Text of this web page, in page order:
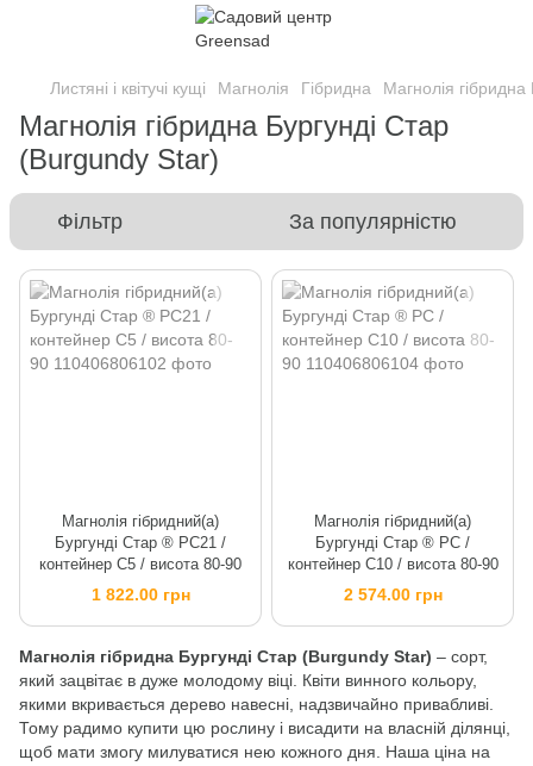
Листяні і квітучі кущі Магнолія Гібридна Магнолія
Магнолія гібридна Бургунді Стар
(Burgundy Star)
Фільтр За популярністю
Магнолія гібридний(а)
Бургунді Стар ® PC21 /
контейнер C5 / висота 80-90
1 822.00 грн
Магнолія гібридний(а)
Бургунді Стар ® PC /
контейнер C10 / висота 80-90
2 574.00 грн
Магнолія гібридна Бургунді Стар (Burgundy Star) – сорт,
який зацвітає в дуже молодому віці. Квіти винного кольору,
якими вкривається дерево навесні, надзвичайно привабливі.
Тому радимо купити цю рослину і висадити на власній ділянці,
щоб мати змогу милуватися нею кожного дня. Наша ціна на